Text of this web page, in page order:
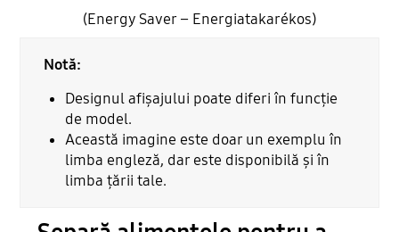
(Energy Saver – Energiatakarékos)
Notă:
Designul afișajului poate diferi în funcție
de model.
Această imagine este doar un exemplu în
limba engleză, dar este disponibilă și în
limba țării tale.